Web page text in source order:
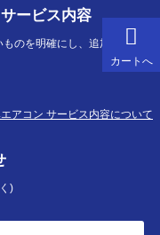
カートへ
ービス内容
のを明確にし、追加費用にご
アコン サービス内容について
)